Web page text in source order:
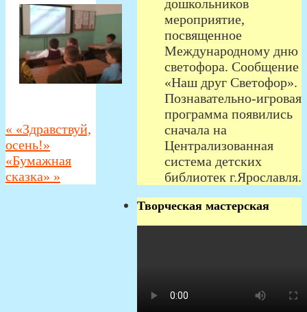
« «Здравствуй,
осень!»
«Бумажная
сказка» »
дошкольников
мероприятие,
посвященное
Международному дню
светофора. Сообщение
«Наш друг Светофор».
Познавательно-игровая
программа появились
сначала на
Централизованная
система детских
библиотек г.Ярославля.
Творческая мастерская